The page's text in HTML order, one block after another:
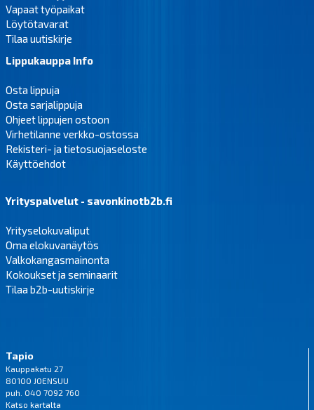
Vapaat työpaikat
Löytötavarat
Tilaa uutiskirje
Lippukauppa Info
Osta lippuja
Osta sarjalippuja
Ohjeet lippujen ostoon
Virhetilanne verkko-ostossa
Rekisteri- ja tietosuojaseloste
Käyttöehdot
Yrityspalvelut - savonkinotb2b.fi
Yrityselokuvaliput
Oma elokuvanäytös
Valkokangasmainonta
Kokoukset ja seminaarit
Tilaa b2b-uutiskirje
Tapio
Kauppakatu 27
80100 JOENSUU
puh. 040 7092 760
Katso kartalta